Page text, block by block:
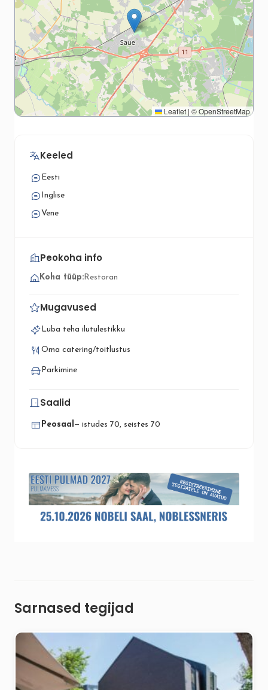
Leaflet | ©OpenStreetMap
Keeled
Eesti
Inglise
Vene
Peokoha info
Koha tüüp:Restoran
Mugavused
Luba teha ilutulestikku
Oma catering/toitlustus
Parkimine
Saalid
Peosaal— istudes 70, seistes 70
Sarnased tegijad